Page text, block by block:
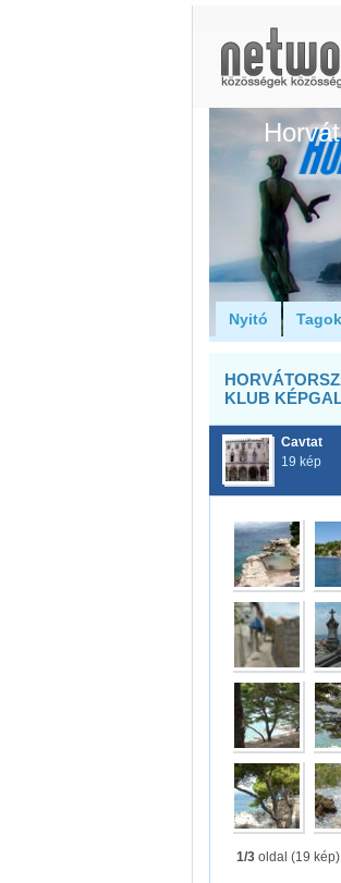
Nyitó Tagok
KLUB
Cavtat
19 kép
1/3oldal (19 kép)